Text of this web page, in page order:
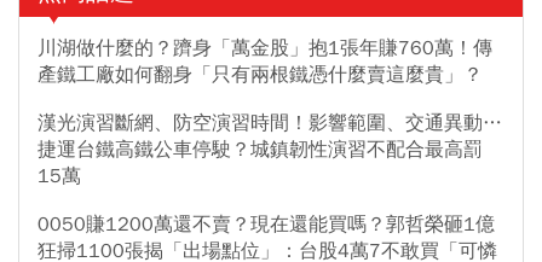
川湖做什麼的？躋身「萬金股」抱1張年賺760萬！傳
產鐵工廠如何翻身「只有兩根鐵憑什麼賣這麼貴」？
漢光演習斷網、防空演習時間！影響範圍、交通異動…
捷運台鐵高鐵公車停駛？城鎮韌性演習不配合最高罰
15萬
0050賺1200萬還不賣？現在還能買嗎？郭哲榮砸1億
狂掃1100張揭「出場點位」：台股4萬7不敢買「可憐